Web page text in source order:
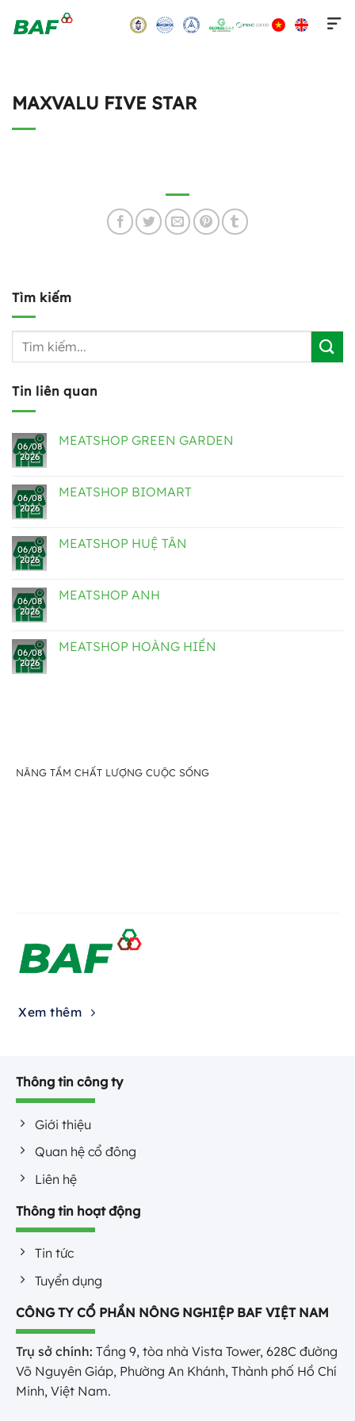
MAXVALU FIVE STAR
Tìm kiếm
Tin liên quan
06/08
2026
MEATSHOP GREEN GARDEN
06/08
2026
MEATSHOP BIOMART
06/08
2026
MEATSHOP HUỆ TÂN
06/08
2026
MEATSHOP ANH
06/08
2026
MEATSHOP HOÀNG HIỀN
NÂNG TẦM CHẤT LƯỢNG CUỘC SỐNG
Xem thêm
Thông tin công ty
Giới thiệu
Quan hệ cổ đông
Liên hệ
Thông tin hoạt động
Tin tức
Tuyển dụng
CÔNG TY CỔ PHẦN NÔNG NGHIỆP BAF VIỆT NAM
Trụ sở chính: Tầng 9, tòa nhà Vista Tower, 628C đường
Võ Nguyên Giáp, Phường An Khánh, Thành phố Hồ Chí
Minh, Việt Nam.